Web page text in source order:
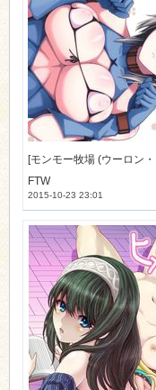
FTW
2015-10-23 23:01